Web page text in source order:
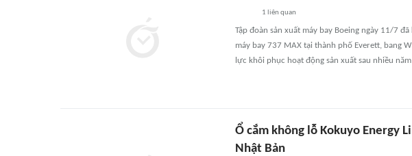
1 liên quan
Tập đoàn sản xuất máy bay Boeing ngày 11/7
máy bay 737 MAX tại thành phố Everett, bang
lực khôi phục hoạt động sản xuất sau nhiều
Ổ cắm không lỗ Kokuyo Energy
Nhật Bản